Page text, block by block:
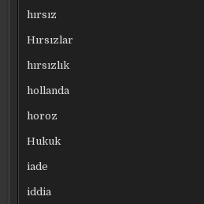
hırsız
Hırsızlar
hırsızlık
hollanda
horoz
Hukuk
iade
iddia